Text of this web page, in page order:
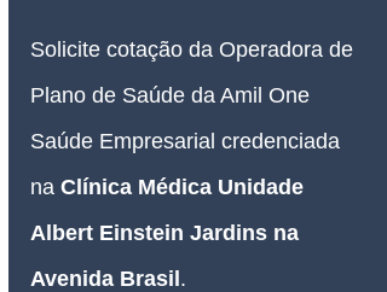
Solicite cotação da Operadora de
Plano de Saúde da Amil One
Saúde Empresarial credenciada
na Clínica Médica Unidade
Albert Einstein Jardins na
Avenida Brasil.